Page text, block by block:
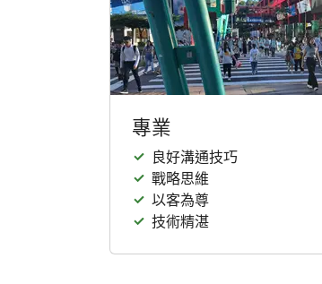
專業
良好溝通技巧
戰略思維
以客為尊
技術精湛